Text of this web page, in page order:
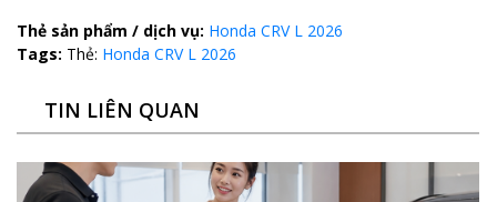
Thẻ sản phẩm / dịch vụ: Honda CRV L 2026
Tags: Thẻ: Honda CRV L 2026
TIN LIÊN QUAN